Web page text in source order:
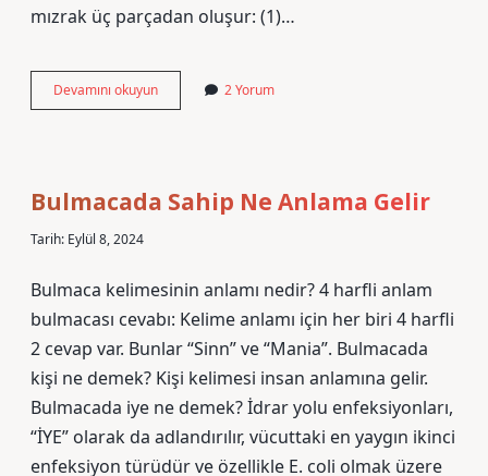
mızrak üç parçadan oluşur: (1)…
Devamını okuyunCirit
Nasıl
2 Yorum
Bulmacada Sahip Ne Anlama Gelir
Tarih: Eylül 8, 2024
Bulmaca kelimesinin anlamı nedir? 4 harfli anlam
bulmacası cevabı: Kelime anlamı için her biri 4 harfli
2 cevap var. Bunlar “Sinn” ve “Mania”. Bulmacada
kişi ne demek? Kişi kelimesi insan anlamına gelir.
Bulmacada iye ne demek? İdrar yolu enfeksiyonları,
“İYE” olarak da adlandırılır, vücuttaki en yaygın ikinci
enfeksiyon türüdür ve özellikle E. coli olmak üzere